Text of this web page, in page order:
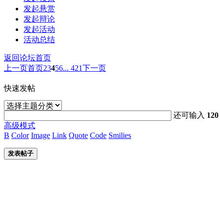
发起悬赏
发起辩论
发起活动
活动总结
返回论坛首页
上一页首页23456... 421下一页
快速发帖
还可输入 120
高级模式
B Color Image Link Quote Code Smilies
发表帖子